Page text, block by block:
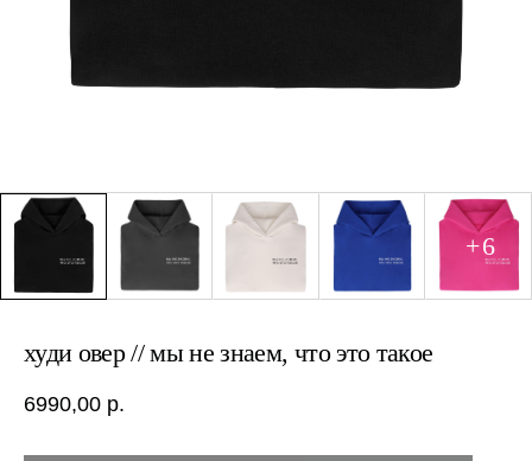
худи овер // мы не знаем, что это такое
6990,00 р.